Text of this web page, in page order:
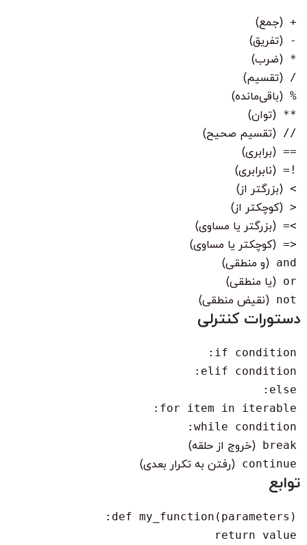
+ (جمع)
- (تفریق)
* (ضرب)
/ (تقسیم)
% (باقی‌مانده)
** (توان)
// (تقسیم صحیح)
== (برابری)
!= (نابرابری)
> (بزرگتر از)
< (کوچکتر از)
>= (بزرگتر یا مساوی)
<= (کوچکتر یا مساوی)
and (و منطقی)
or (یا منطقی)
not (نقیض منطقی)
دستورات کنترلی
if condition:
elif condition:
else:
for item in iterable:
while condition:
break (خروج از حلقه)
continue (رفتن به تکرار بعدی)
توابع
def my_function(parameters):
return value